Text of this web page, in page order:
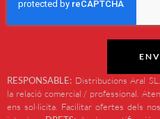
RESPONSABLE: Distribucions Aral
la relació comercial / professional.
ens sol·licita. Facilitar ofertes dels